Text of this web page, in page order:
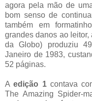
agora pela mão de
bom senso de
também em
grandes danos ao leitor,
da Globo) produziu
Janeiro de 1983,
52 páginas.
Aedição 1contava
The Amazing Spider-